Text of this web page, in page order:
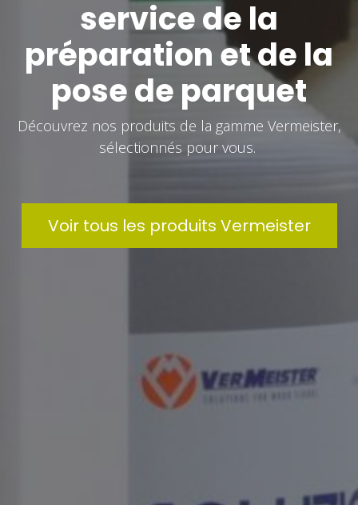
service de la
préparation et de la
pose de parquet
Découvrez nos produits de la gamme Vermeister,
sélectionnés pour vous.
Voir tous les produits Vermeister